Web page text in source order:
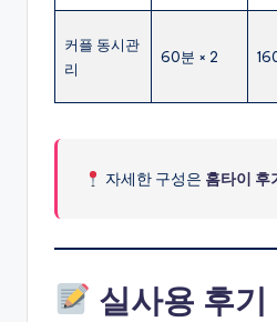
커플 동시관
리
60분 × 2
자세한 구성은 홈타이 후
실사용 후